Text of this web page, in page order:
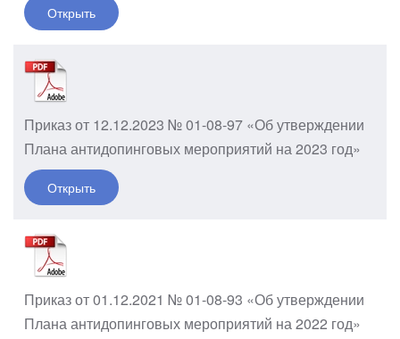
Открыть
Приказ от 12.12.2023 № 01-08-97 «Об утверждении
Плана антидопинговых мероприятий на 2023 год»
Открыть
Приказ от 01.12.2021 № 01-08-93 «Об утверждении
Плана антидопинговых мероприятий на 2022 год»